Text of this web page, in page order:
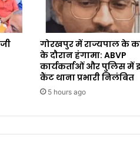
गोरखपुर में राज्यपाल के
के दौरान हंगामा: ABVP
कार्यकर्ताओं और पुलिस में
कैंट थाना प्रभारी निलंबित
5 hours ago